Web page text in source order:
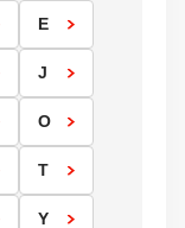
E
J
O
T
Y